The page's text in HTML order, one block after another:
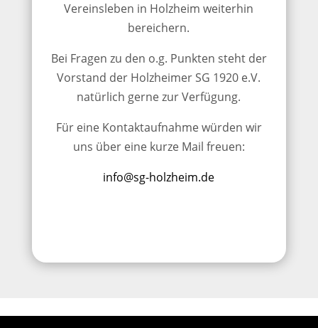
Vereinsleben in Holzheim weiterhin
bereichern.
Bei Fragen zu den o.g. Punkten steht der
Vorstand der Holzheimer SG 1920 e.V.
natürlich gerne zur Verfügung.
Für eine Kontaktaufnahme würden wir
uns über eine kurze Mail freuen:
info@sg-holzheim.de